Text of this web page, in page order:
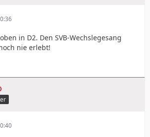
in D2. Den SVB-Wechslegesang
nie erlebt!